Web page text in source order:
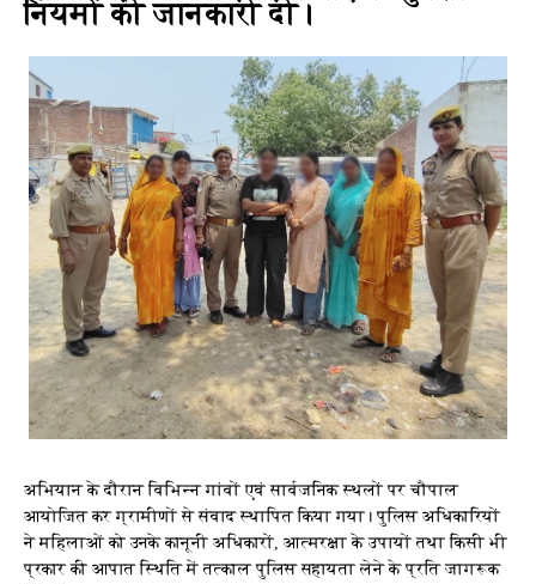
नियमों की जानकारी दी।
अभियान के दौरान विभिन्न गांवों एवं सार्वजनिक स्थलों पर चौपाल
आयोजित कर ग्रामीणों से संवाद स्थापित किया गया। पुलिस अधिकारियों
ने महिलाओं को उनके कानूनी अधिकारों, आत्मरक्षा के उपायों तथा किसी भी
प्रकार की आपात स्थिति में तत्काल पुलिस सहायता लेने के प्रति जागरूक